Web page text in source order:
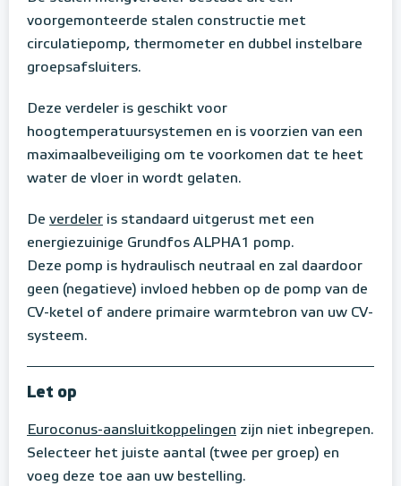
voorgemonteerde stalen constructie met
circulatiepomp, thermometer en dubbel instelbare
groepsafsluiters.
Deze verdeler is geschikt voor
hoogtemperatuursystemen en is voorzien van een
maximaalbeveiliging om te voorkomen dat te heet
water de vloer in wordt gelaten.
De verdeler is standaard uitgerust met een
energiezuinige Grundfos ALPHA1 pomp.
Deze pomp is hydraulisch neutraal en zal daardoor
geen (negatieve) invloed hebben op de pomp van de
CV-ketel of andere primaire warmtebron van uw CV-
systeem.
Let op
Euroconus-aansluitkoppelingen zijn niet inbegrepen.
Selecteer het juiste aantal (twee per groep) en
voeg deze toe aan uw bestelling.